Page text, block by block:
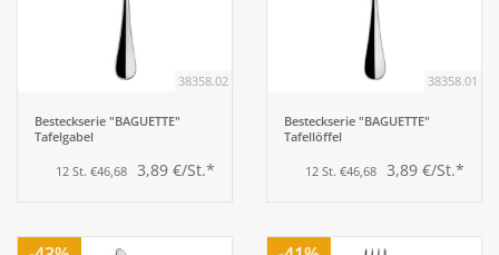
38358.02
Besteckserie "BAGUETTE"
Tafelgabel
12 St. €46,68 3,89 €/St.*
38358.01
Besteckserie "BAGUETTE"
Tafellöffel
12 St. €46,68 3,89 €/St.*